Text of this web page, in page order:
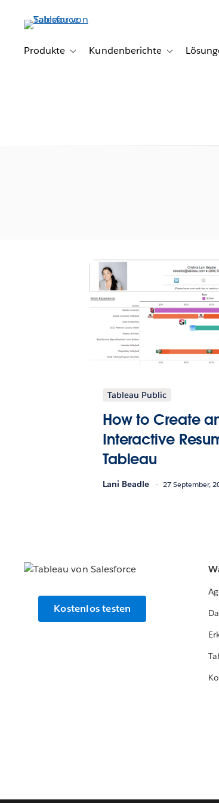
Produkte
Toggle sub-navigation for Produkte
Kundenberichte Toggle sub-
Tableau Public
How to Create
Interactive
Tableau
Lani Beadle 27 September,
Kostenlos testen